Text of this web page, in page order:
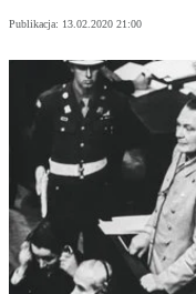
Publikacja: 13.02.2020 21:00